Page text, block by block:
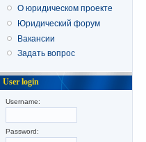
О юридическом проекте
Юридический форум
Вакансии
Задать вопрос
User login
Username:
Password: